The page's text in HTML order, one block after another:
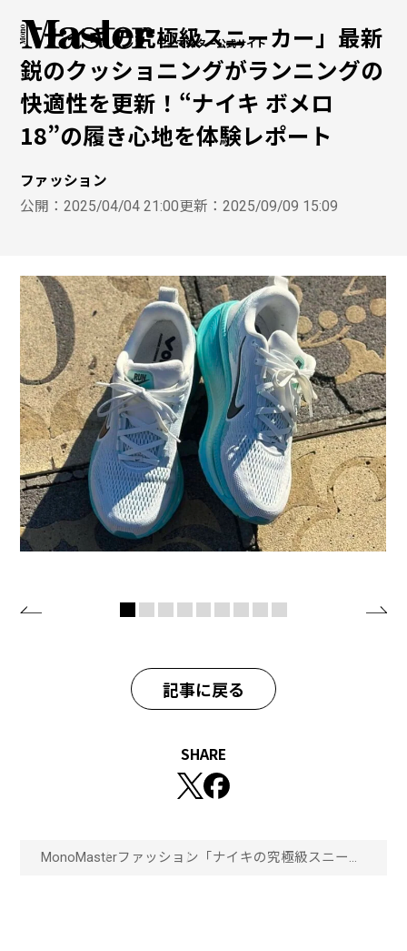
モノマスター公式サイト
「ナイキの究極級スニーカー」最新
鋭のクッショニングがランニングの
快適性を更新！“ナイキ ボメロ
18”の履き心地を体験レポート
ファッション
公開：2025/04/04 21:00更新：2025/09/09 15:09
記事に戻る
SHARE
MonoMasterファッション 「ナイキの究極級スニー